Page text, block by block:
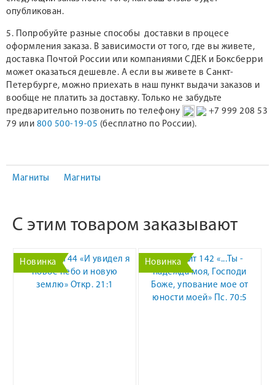
опубликован.
5. Попробуйте разные способы доставки в процесе
оформления заказа. В зависимости от того, где вы живете,
доставка Почтой России или компаниями СДЕК и Боксберри
может оказаться дешевле. А если вы живете в Санкт-
Петербурге, можно приехать в наш пункт выдачи заказов и
вообще не платить за доставку. Только не забудьте
предварительно позвонить по телефону
+7 999 208 53
79 или 800 500-19-05 (бесплатно по России).
Магниты Магниты
С этим товаром заказывают
Новинка Новинка